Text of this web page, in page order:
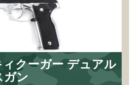
クーガー デュアル
ン